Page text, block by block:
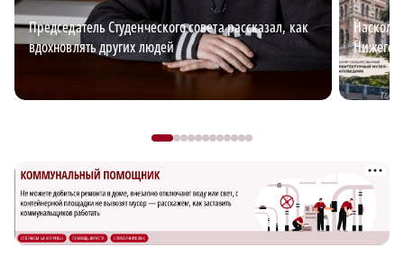
Председатель Студенческого совета рассказал, как
вдохновлять других людей